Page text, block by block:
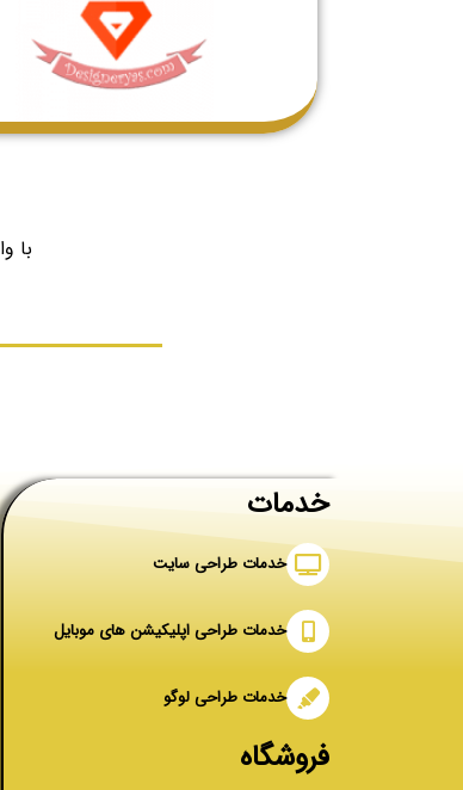
با
خدمات
خدمات طراحی سایت
خدمات طراحی اپلیکیشن های موبایل
خدمات طراحی لوگو
فروشگاه